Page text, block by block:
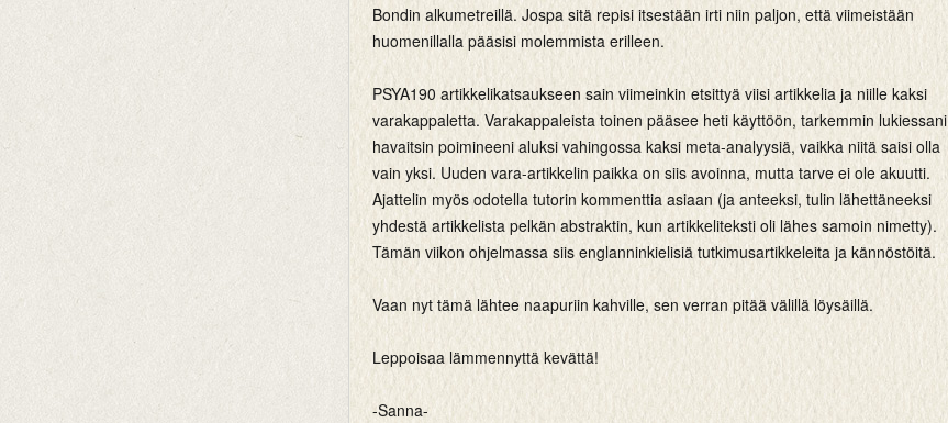
Bondin alkumetreillä. Jospa sitä repisi itsestään irti niin paljon, että viimeistään
huomenillalla pääsisi molemmista erilleen.
PSYA190 artikkelikatsaukseen sain viimeinkin etsittyä viisi artikkelia ja niille kaksi
varakappaletta. Varakappaleista toinen pääsee heti käyttöön, tarkemmin lukiessani
havaitsin poimineeni aluksi vahingossa kaksi meta-analyysiä, vaikka niitä saisi olla
vain yksi. Uuden vara-artikkelin paikka on siis avoinna, mutta tarve ei ole akuutti.
Ajattelin myös odotella tutorin kommenttia asiaan (ja anteeksi, tulin lähettäneeksi
yhdestä artikkelista pelkän abstraktin, kun artikkeliteksti oli lähes samoin nimetty).
Tämän viikon ohjelmassa siis englanninkielisiä tutkimusartikkeleita ja kännöstöitä.
Vaan nyt tämä lähtee naapuriin kahville, sen verran pitää välillä löysäillä.
Leppoisaa lämmennyttä kevättä!
-Sanna-